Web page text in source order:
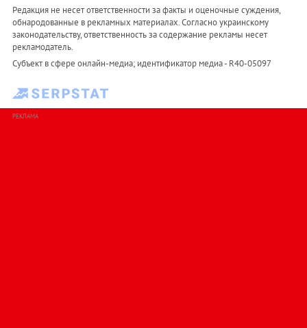
Редакция не несет ответственности за факты и оценочные суждения,
обнародованные в рекламных материалах. Согласно украинскому
законодательству, ответственность за содержание рекламы несет
рекламодатель.
Субъект в сфере онлайн-медиа; идентификатор медиа - R40-05097
РЕКЛАМА